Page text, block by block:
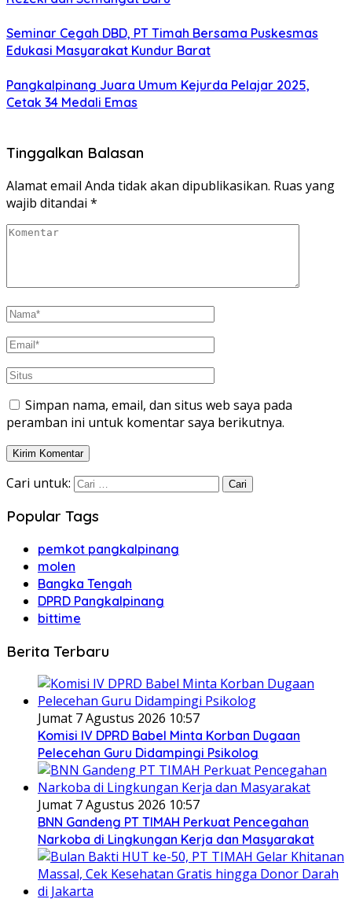
Seminar Cegah DBD, PT Timah Bersama Puskesmas
Edukasi Masyarakat Kundur Barat
Pangkalpinang Juara Umum Kejurda Pelajar 2025,
Cetak 34 Medali Emas
Tinggalkan Balasan
Alamat email Anda tidak akan dipublikasikan. Ruas yang
wajib ditandai *
Simpan nama, email, dan situs web saya pada
peramban ini untuk komentar saya berikutnya.
Cari untuk:
Popular Tags
pemkot pangkalpinang
molen
Bangka Tengah
DPRD Pangkalpinang
bittime
Berita Terbaru
Jumat 7 Agustus 2026 10:57
Komisi IV DPRD Babel Minta Korban Dugaan
Pelecehan Guru Didampingi Psikolog
Jumat 7 Agustus 2026 10:57
BNN Gandeng PT TIMAH Perkuat Pencegahan
Narkoba di Lingkungan Kerja dan Masyarakat